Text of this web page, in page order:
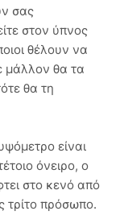
σας
στον ύπνος
θέλουν να
μάλλον θα τα
θα τη
είναι
όνειρο, ο
στο κενό από
τρίτο πρόσωπο.